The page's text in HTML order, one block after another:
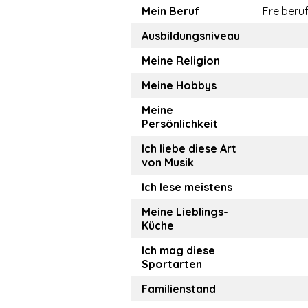
Mein Beruf
Ausbildungsniveau
Meine Religion
Meine Hobbys
Meine
Persönlichkeit
Ich liebe diese Art
von Musik
Ich lese meistens
Meine Lieblings-
Küche
Ich mag diese
Sportarten
Familienstand